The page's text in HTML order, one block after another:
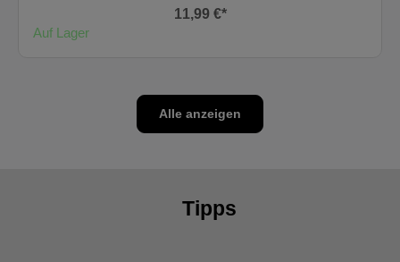
Vitalität Mit natürlichem Olivenöl für eine verbesserte Aufnahme Ideal
in Zeiten mit geringer Sonnenexposition Für die langfristige tägliche
Anwendung geeignet Hergestellt in eigener Produktion in der EU
Kapsel. Unsere Formel vereint hoch bioverfügbares Vitamin D3
(2000 IE) und natürliche Vitamin-K2-Form (MK-7, 120 µg) – eine
ideale Synergie für tägliche Vitalität und umfassendes Wohlbefinden.
Warum Vitamin D3? Vitamin D3 spielt eine entscheidende Rolle bei:
Besonders in den Herbst- und Wintermonaten, wenn die
Sonneneinstrahlung gering ist, stellt eine Ergänzung eine sinnvolle
11,99 €*
Auf Lager
Alle anzeigen
Tipps